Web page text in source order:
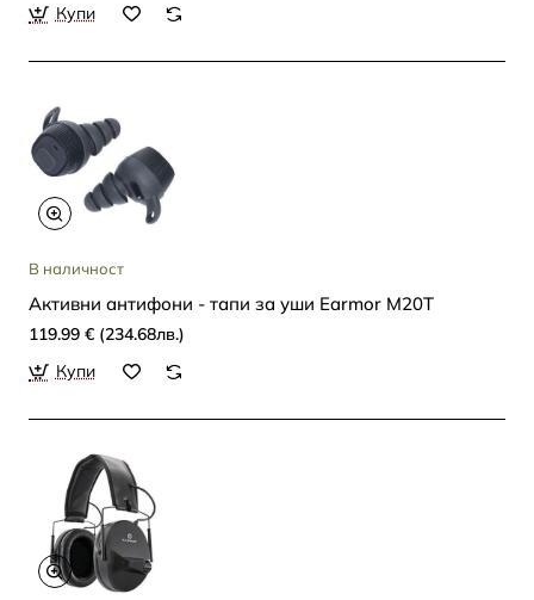
Купи
В наличност
Активни антифони - тапи за уши Earmor M20Т
119.99 € (234.68лв.)
Купи